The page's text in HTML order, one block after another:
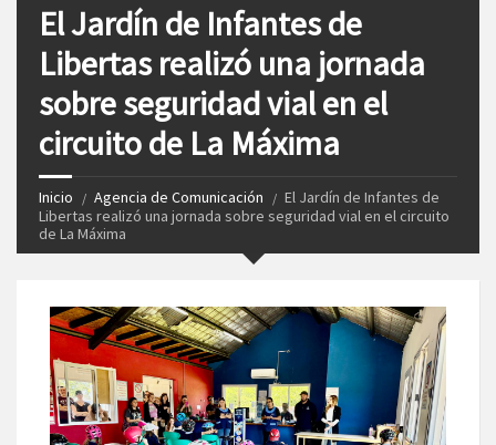
El Jardín de Infantes de
Libertas realizó una jornada
sobre seguridad vial en el
circuito de La Máxima
Inicio Agencia de Comunicación
El Jardín de Infantes de
Libertas realizó una jornada sobre seguridad vial en el circuito
de La Máxima